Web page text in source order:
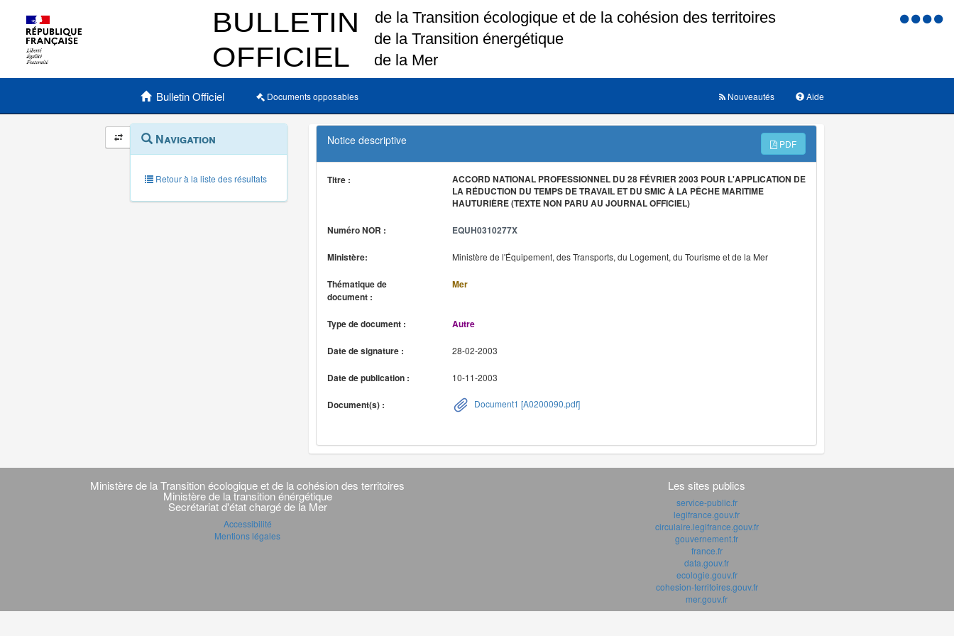
Menu
Menu principal
Bulletin Officiel Documents opposables Aide
Nouveautés
Navigation
et
outils
annexes
Menu
contextuel
Navigation
Retour à la liste des résultats
Notice descriptive PDF
Titre :
ACCORD NATIONAL PROFESSIONNEL DU 28 FÉVRIER 2003 POUR L'APPLICATION DE
LA RÉDUCTION DU TEMPS DE TRAVAIL ET DU SMIC À LA PÊCHE MARITIME
HAUTURIÈRE (TEXTE NON PARU AU JOURNAL OFFICIEL)
Numéro NOR : EQUH0310277X
Ministère: Ministère de l'Équipement, des Transports, du Logement, du Tourisme et de la Mer
Thématique de
document :
Mer
Type de document : Autre
Date de signature : 28-02-2003
Date de publication : 10-11-2003
Document(s) : Document1 [A0200090.pdf]
Navigation
transverseMinistère de la Transition écologique et de la cohésion des territoires
Ministère de la transition énérgétique
Secrétariat d'état chargé de la Mer
Accessibilité
Mentions légales
Les sites publics
service-public.fr
legifrance.gouv.fr
circulaire.legifrance.gouv.fr
gouvernement.fr
france.fr
data.gouv.fr
ecologie.gouv.fr
cohesion-territoires.gouv.fr
mer.gouv.fr